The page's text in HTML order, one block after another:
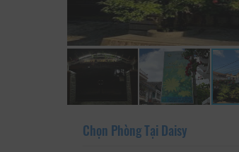
Chọn Phòng Tại Daisy